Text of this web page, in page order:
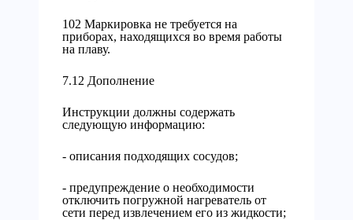
102 Маркировка не требуется на
приборах, находящихся во время работы
на плаву.
7.12 Дополнение
Инструкции должны содержать
следующую информацию:
- описания подходящих сосудов;
- предупреждение о необходимости
отключить погружной нагреватель от
сети перед извлечением его из жидкости;